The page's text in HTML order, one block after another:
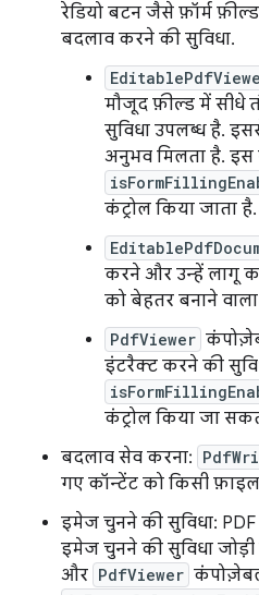
रेडियो बटन जैसे फ़ॉर्म
बदलाव करने की सुविधा.
मौजूद फ़ील्ड में सीधे
सुविधा उपलब्ध है.
अनुभव मिलता है. इस
कंट्रोल किया जाता है.
करने और उन्हें लागू
को बेहतर बनाने
PdfViewer
इंटरैक्ट करने की
कंट्रोल किया जा
बदलाव सेव करना:
गए कॉन्टेंट को किसी
इमेज चुनने की सुविधा:
इमेज चुनने की सुविधा जोड़ी
और PdfViewer